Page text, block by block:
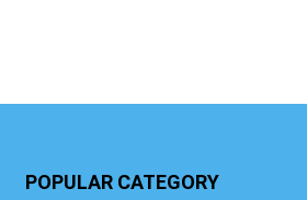
POPULAR CATEGORY